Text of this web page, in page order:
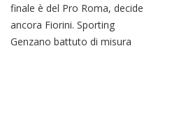
finale è del Pro Roma, decide
ancora Fiorini. Sporting
Genzano battuto di misura